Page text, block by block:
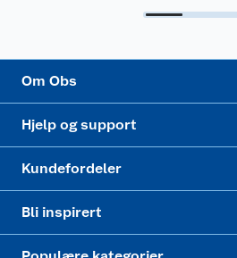
Om Obs
Hjelp og support
Kundefordeler
Bli inspirert